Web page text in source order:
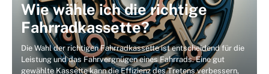
Wie wähle ich die richtige
Fahrradkassette?
Die Wahl der richtigen Fahrradkassette ist entscheidend für die
Leistung und das Fahrvergnügen eines Fahrrads. Eine gut
gewählte Kassette kann die Effizienz des Tretens verbessern,